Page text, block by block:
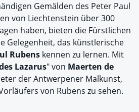
Gemälden des Peter Paul
von Liechtenstein über 300
haben, bieten die Fürstlichen
Gelegenheit, das künstlerische
Rubens kennen zu lernen. Mit
Lazarus" von Maerten de
der Antwerpener Malkunst,
von Rubens zu sehen.